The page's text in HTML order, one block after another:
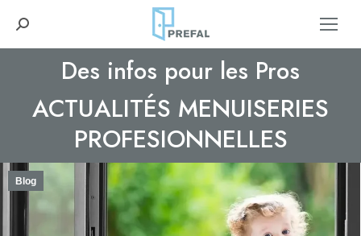
Recherche
:
Des infos pour les Pros
ACTUALITÉS MENUISERIES
PROFESIONNELLES
Vous êtes ici :
Blog